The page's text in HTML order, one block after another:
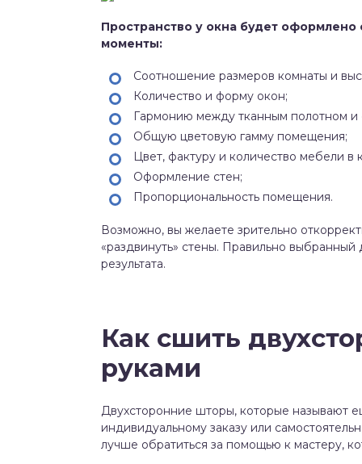
Пространство у окна будет
моменты:
Соотношение размеров комнаты и
Количество и форму окон;
Гармонию между тканным полотном
Общую цветовую гамму помещения;
Цвет, фактуру и количество мебели в
Оформление стен;
Пропорциональность помещения.
Возможно, вы желаете зрительно
«раздвинуть» стены. Правильно
результата.
Как сшить
руками
Двухсторонние шторы, которые называют
индивидуальному заказу или
лучше обратиться за помощью к мастеру,